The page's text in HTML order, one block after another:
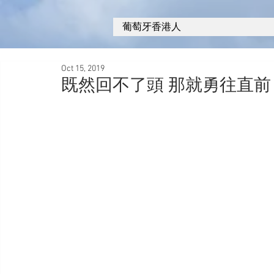
葡萄牙香港人
既然回不了頭 那就勇往直前
Oct 15, 2019